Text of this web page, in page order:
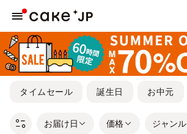
タイムセール 誕生日 お中元
お届け日 価格 ジャンル